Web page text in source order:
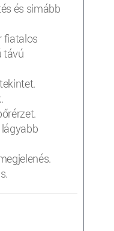
és simább
fiatalos
távú